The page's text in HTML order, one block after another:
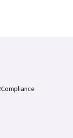
Compliance